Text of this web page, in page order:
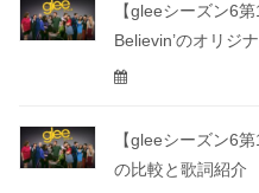
【gleeシーズン6
Believin’のオリジ
【gleeシーズン6
の比較と歌詞紹介